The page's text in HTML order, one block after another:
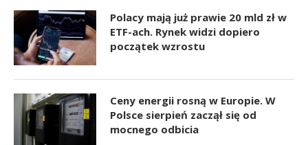
Polacy mają już prawie 20 mld zł w
ETF-ach. Rynek widzi dopiero
początek wzrostu
Ceny energii rosną w Europie. W
Polsce sierpień zaczął się od
mocnego odbicia